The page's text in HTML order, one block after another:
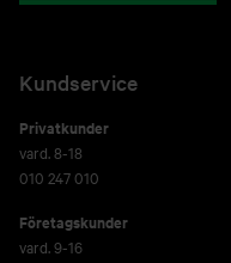
Kundservice
Privatkunder
vard. 8-18
010 247 010
Företagskunder
vard. 9-16